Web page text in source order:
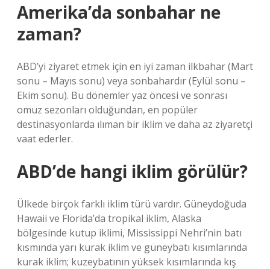
Amerika’da sonbahar ne
zaman?
ABD’yi ziyaret etmek için en iyi zaman ilkbahar (Mart
sonu – Mayıs sonu) veya sonbahardır (Eylül sonu –
Ekim sonu). Bu dönemler yaz öncesi ve sonrası
omuz sezonları olduğundan, en popüler
destinasyonlarda ılıman bir iklim ve daha az ziyaretçi
vaat ederler.
ABD’de hangi iklim görülür?
Ülkede birçok farklı iklim türü vardır. Güneydoğuda
Hawaii ve Florida’da tropikal iklim, Alaska
bölgesinde kutup iklimi, Mississippi Nehri’nin batı
kısmında yarı kurak iklim ve güneybatı kısımlarında
kurak iklim; kuzeybatının yüksek kısımlarında kış